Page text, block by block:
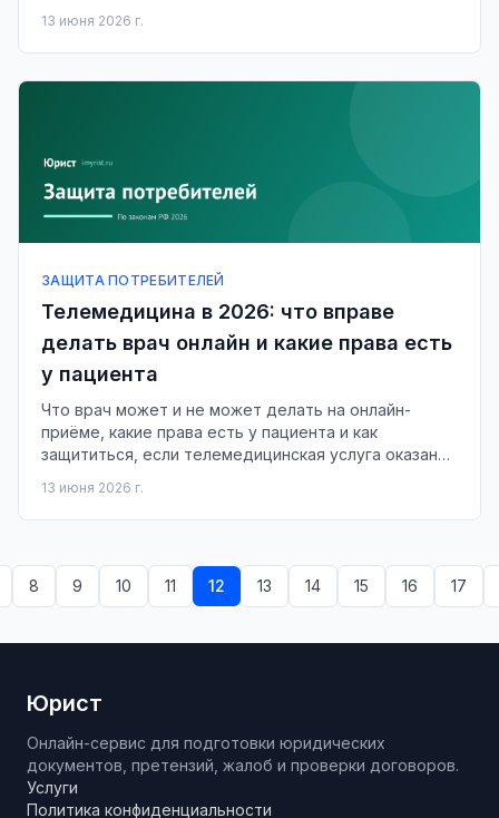
13 июня 2026 г.
ЗАЩИТА ПОТРЕБИТЕЛЕЙ
Телемедицина в 2026: что вправе
делать врач онлайн и какие права есть
у пациента
Что врач может и не может делать на онлайн-
приёме, какие права есть у пациента и как
защититься, если телемедицинская услуга оказана
13 июня 2026 г.
8 9 10 11 12 13 14 15 16 17
Юрист
Онлайн-сервис для подготовки юридических
документов, претензий, жалоб и проверки договоров.
Услуги
Политика конфиденциальности